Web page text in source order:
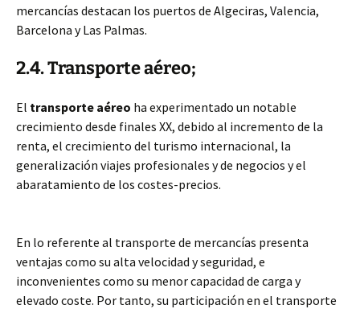
mercancías destacan los puertos de Algeciras, Valencia,
Barcelona y Las Palmas.
2.4. Transporte aéreo;
El transporte aéreo ha experimentado un notable
crecimiento desde finales XX, debido al incremento de la
renta, el crecimiento del turismo internacional, la
generalización viajes profesionales y de negocios y el
abaratamiento de los costes-precios.
En lo referente al transporte de mercancías presenta
ventajas como su alta velocidad y seguridad, e
inconvenientes como su menor capacidad de carga y
elevado coste. Por tanto, su participación en el transporte